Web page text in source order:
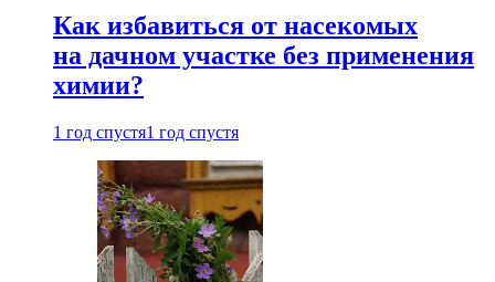
Как избавиться от насекомых
на дачном участке без применения
химии?
1 год спустя1 год спустя